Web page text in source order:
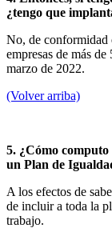
¿tengo que
No, de conformidad
empresas de más
marzo de 2022.
(Volver arriba)
5. ¿Cómo
un Plan de
A los efectos de
de incluir a toda la
trabajo.